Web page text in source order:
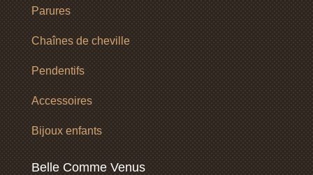
Parures
Chaînes de cheville
Pendentifs
Accessoires
Bijoux enfants
Belle Comme Venus